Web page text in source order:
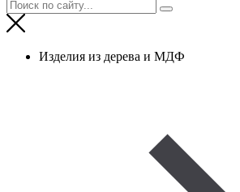
Изделия из дерева и МДФ